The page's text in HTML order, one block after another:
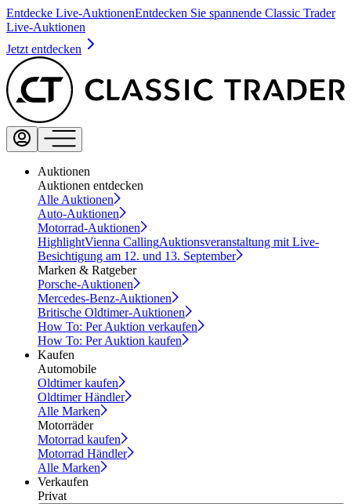
Entdecke Live-AuktionenEntdecken Sie spannende Classic Trader
Live-Auktionen
Jetzt entdecken
Auktionen
Auktionen entdecken
Alle Auktionen
Auto-Auktionen
Motorrad-Auktionen
HighlightVienna CallingAuktionsveranstaltung mit Live-
Besichtigung am 12. und 13. September
Marken & Ratgeber
Porsche-Auktionen
Mercedes-Benz-Auktionen
Britische Oldtimer-Auktionen
How To: Per Auktion verkaufen
How To: Per Auktion kaufen
Kaufen
Automobile
Oldtimer kaufen
Oldtimer Händler
Alle Marken
Motorräder
Motorrad kaufen
Motorrad Händler
Alle Marken
Verkaufen
Privat